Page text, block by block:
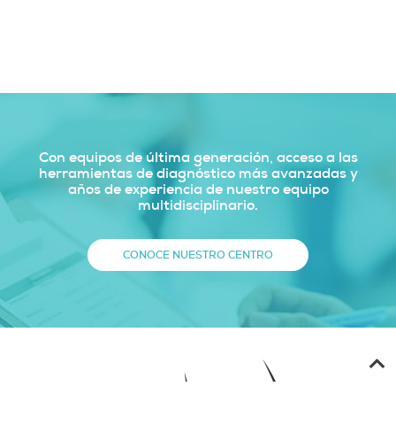
Con equipos de última generación, acceso a las
herramientas de diagnóstico más avanzadas y
años de experiencia de nuestro equipo
multidisciplinario.
CONOCE NUESTRO CENTRO